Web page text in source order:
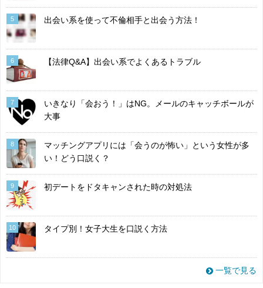
5 出会い系を使って不倫相手と出会う方法！
6 【法律Q&A】出会い系でよくあるトラブル
7
いきなり「会おう！」はNG。メールのキャッチボールが
大事
8
マッチングアプリには「会うのが怖い」という女性が多
い！どう口説く？
9 初デートをドタキャンされた時の対処法
10 タイプ別！女子大生を口説く方法
一覧で見る